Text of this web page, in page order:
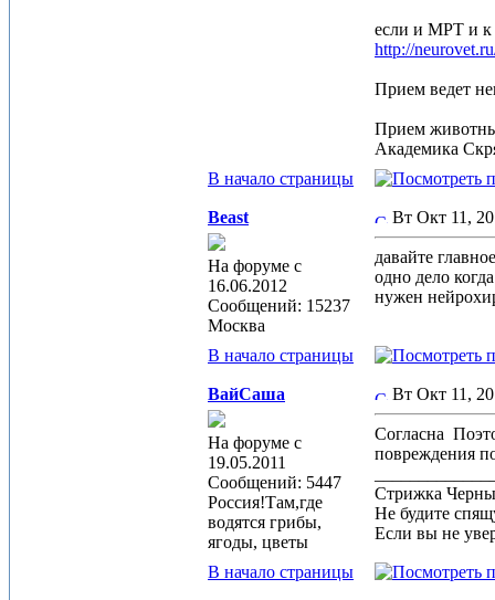
если и МРТ и к
http://
Прием ведет
Прием
Академика
В начало страницы
Beast
На форуме с
16.06.2012
Сообщений: 15237
Москва
Вт Окт 11,
давайте
одно дело
нужен
В начало страницы
ВайСаша
На форуме с
19.05.2011
Сообщений: 5447
Россия!Там,где
водятся грибы,
ягоды, цветы
Вт Окт 11,
Согласна
повреждения
Стрижка
Не будите
Если вы не
В начало страницы